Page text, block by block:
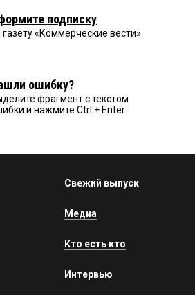
подписку
газету «Коммерческие вести»
ошибку?
фрагмент с текстом
и нажмите Ctrl + Enter.
Свежий выпуск
Медиа
Кто есть кто
Интервью